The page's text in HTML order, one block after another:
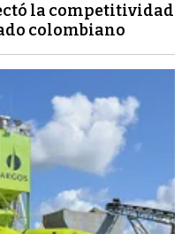
la competitividad
colombiano